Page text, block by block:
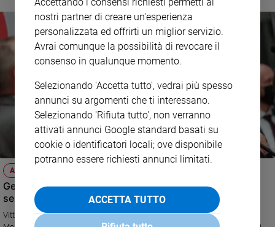
ATTUALITÀ
Germania: vince la SPD di Scholz, ma per governare ora
servono alleati.
Vittoria di misura dei socialdemocratici, mentre perde voti il partito della
Accettando i consensi richiesti permetti ai
nostri partner di creare un'esperienza
personalizzata ed offrirti un miglior servizio.
Avrai comunque la possibilità di revocare il
consenso in qualunque momento.
Selezionando 'Accetta tutto', vedrai più spesso
annunci su argomenti che ti interessano.
Selezionando 'Rifiuta tutto', non verranno
attivati annunci Google standard basati su
cookie o identificatori locali; ove disponibile
potranno essere richiesti annunci limitati.
ACCETTA TUTTO